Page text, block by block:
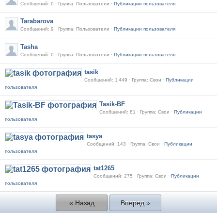
Сообщений: 0 · Группа: Пользователи · Публикации пользователя
Tarabarova
Сообщений: 9 · Группа: Пользователи · Публикации пользователя
Tasha
Сообщений: 0 · Группа: Пользователи · Публикации пользователя
tasik
Сообщений: 1 449 · Группа: Свои · Публикации
пользователя
Tasik-BF
Сообщений: 81 · Группа: Свои · Публикации
пользователя
tasya
Сообщений: 143 · Группа: Свои · Публикации
пользователя
tat1265
Сообщений: 275 · Группа: Свои · Публикации
пользователя
« Назад Вперед »